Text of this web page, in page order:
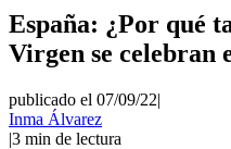
España: ¿Por qué
Virgen se celebran
publicado el 07/09/22|
Inma Álvarez
|3 min de lectura